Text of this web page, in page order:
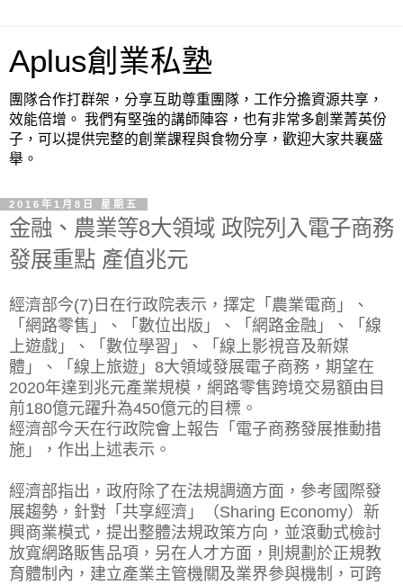
Aplus創業私塾
團隊合作打群架，分享互助尊重團隊，工作分擔資源共享，
效能倍增。 我們有堅強的講師陣容，也有非常多創業菁英份
子，可以提供完整的創業課程與食物分享，歡迎大家共襄盛
舉。
2016年1月8日 星期五
金融、農業等8大領域 政院列入電子商務
發展重點 產值兆元
經濟部今(7)日在行政院表示，擇定「農業電商」、
「網路零售」、「數位出版」、「網路金融」、「線
上遊戲」、「數位學習」、「線上影視音及新媒
體」、「線上旅遊」8大領域發展電子商務，期望在
2020年達到兆元產業規模，網路零售跨境交易額由目
前180億元躍升為450億元的目標。
經濟部今天在行政院會上報告「電子商務發展推動措
施」，作出上述表示。
經濟部指出，政府除了在法規調適方面，參考國際發
展趨勢，針對「共享經濟」（Sharing Economy）新
興商業模式，提出整體法規政策方向，並滾動式檢討
放寬網路販售品項，另在人才方面，則規劃於正規教
育體制內，建立產業主管機關及業界參與機制，可跨